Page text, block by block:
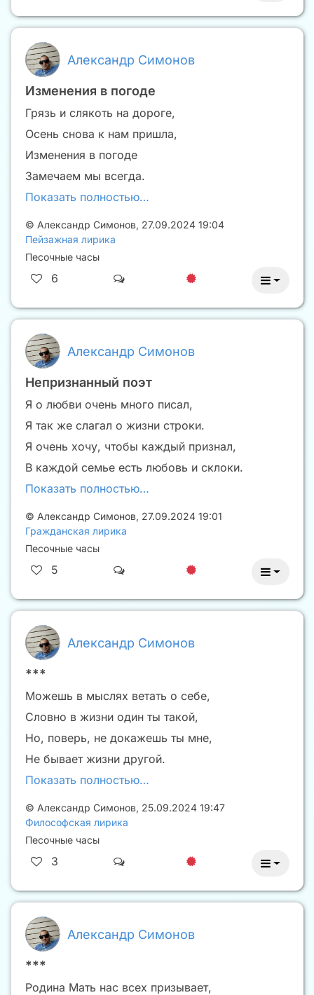
Александр Симонов
Изменения в погоде
Грязь и слякоть на дороге,
Осень снова к нам пришла,
Изменения в погоде
Замечаем мы всегда.
Показать полностью…
© Александр Симонов, 27.09.2024 19:04
Пейзажная лирика
Песочные часы
6
Александр Симонов
Непризнанный поэт
Я о любви очень много писал,
Я так же слагал о жизни строки.
Я очень хочу, чтобы каждый признал,
В каждой семье есть любовь и склоки.
Показать полностью…
© Александр Симонов, 27.09.2024 19:01
Гражданская лирика
Песочные часы
5
Александр Симонов
***
Можешь в мыслях ветать о себе,
Словно в жизни один ты такой,
Но, поверь, не докажешь ты мне,
Не бывает жизни другой.
Показать полностью…
© Александр Симонов, 25.09.2024 19:47
Философская лирика
Песочные часы
3
Александр Симонов
***
Родина Мать нас всех призывает,